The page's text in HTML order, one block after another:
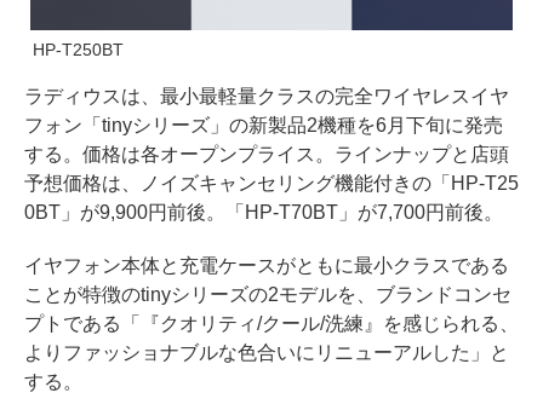
HP-T250BT
ラディウスは、最小最軽量クラスの完全ワイヤレスイヤ
フォン「tinyシリーズ」の新製品2機種を6月下旬に発売
する。価格は各オープンプライス。ラインナップと店頭
予想価格は、ノイズキャンセリング機能付きの「HP-T25
0BT」が9,900円前後。「HP-T70BT」が7,700円前後。
イヤフォン本体と充電ケースがともに最小クラスである
ことが特徴のtinyシリーズの2モデルを、ブランドコンセ
プトである「『クオリティ/クール/洗練』を感じられる、
よりファッショナブルな色合いにリニューアルした」と
する。